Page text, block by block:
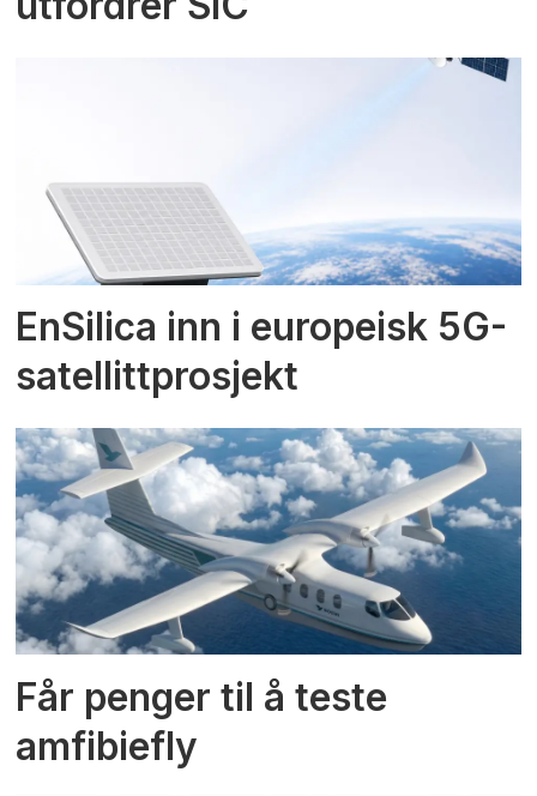
EnSilica inn i europeisk 5G-
satellittprosjekt
Får penger til å teste
amfibiefly